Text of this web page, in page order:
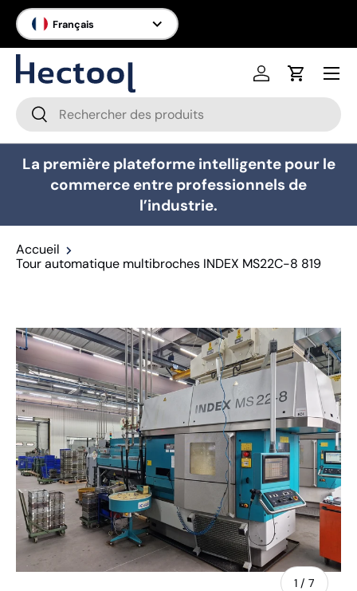
Aller au contenu
Langue
Français
Recherche
Rechercher
Se connecter
Panier
Menu
La première plateforme intelligente pour le
commerce entre professionnels de
l’industrie.
Accueil
Tour automatique multibroches INDEX MS22C-8 819
1 / de
7